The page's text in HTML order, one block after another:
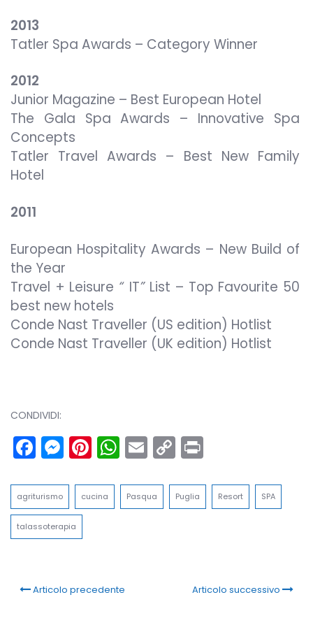
2013
Tatler Spa Awards – Category Winner
2012
Junior Magazine – Best European Hotel
The Gala Spa Awards – Innovative Spa
Concepts
Tatler Travel Awards – Best New Family
Hotel
2011
European Hospitality Awards – New Build of
the Year
Travel + Leisure “ IT” List – Top Favourite 50
best new hotels
Conde Nast Traveller (US edition) Hotlist
Conde Nast Traveller (UK edition) Hotlist
CONDIVIDI:
Facebook
Messenger
Pinterest
WhatsApp
Email
Copy
Link
agriturismo cucina Pasqua Puglia Resort SPA
talassoterapia
Articolo precedente Articolo successivo